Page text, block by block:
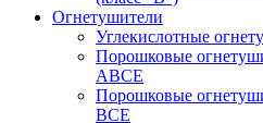
Огнетушители
Углекислотные
Порошковые
АВСЕ
Порошковые
ВСЕ